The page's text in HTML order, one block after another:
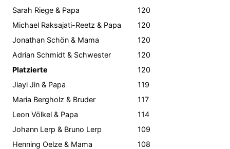
Sarah Riege & Papa
120
Michael Raksajati-Reetz & Papa
120
Jonathan Schön & Mama
120
Adrian Schmidt & Schwester
120
Platzierte
120
Jiayi Jin & Papa
119
Maria Bergholz & Bruder
117
Leon Völkel & Papa
114
Johann Lerp & Bruno Lerp
109
Henning Oelze & Mama
108